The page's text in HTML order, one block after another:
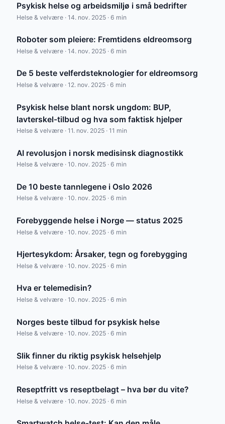
Psykisk helse og arbeidsmiljø i små bedrifter
Helse & velvære · 14. nov. 2025 · 6 min
Roboter som pleiere: Fremtidens eldreomsorg
Helse & velvære · 14. nov. 2025 · 6 min
De 5 beste velferdsteknologier for eldreomsorg
Helse & velvære · 12. nov. 2025 · 6 min
Psykisk helse blant norsk ungdom: BUP,
lavterskel-tilbud og hva som faktisk hjelper
Helse & velvære · 11. nov. 2025 · 11 min
AI revolusjon i norsk medisinsk diagnostikk
Helse & velvære · 10. nov. 2025 · 6 min
De 10 beste tannlegene i Oslo 2026
Helse & velvære · 10. nov. 2025 · 6 min
Forebyggende helse i Norge — status 2025
Helse & velvære · 10. nov. 2025 · 6 min
Hjertesykdom: Årsaker, tegn og forebygging
Helse & velvære · 10. nov. 2025 · 6 min
Hva er telemedisin?
Helse & velvære · 10. nov. 2025 · 6 min
Norges beste tilbud for psykisk helse
Helse & velvære · 10. nov. 2025 · 6 min
Slik finner du riktig psykisk helsehjelp
Helse & velvære · 10. nov. 2025 · 6 min
Reseptfritt vs reseptbelagt – hva bør du vite?
Helse & velvære · 10. nov. 2025 · 6 min